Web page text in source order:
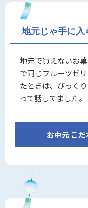
地元じゃ手に入
地元で買えないお
で同じフルーツゼ
たときは、びっく
って話してました。
お中元 こ